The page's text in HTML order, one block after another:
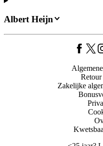
Albert Heijn
Retour
Zakelijke